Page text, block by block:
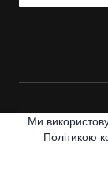
Ми
Політикою